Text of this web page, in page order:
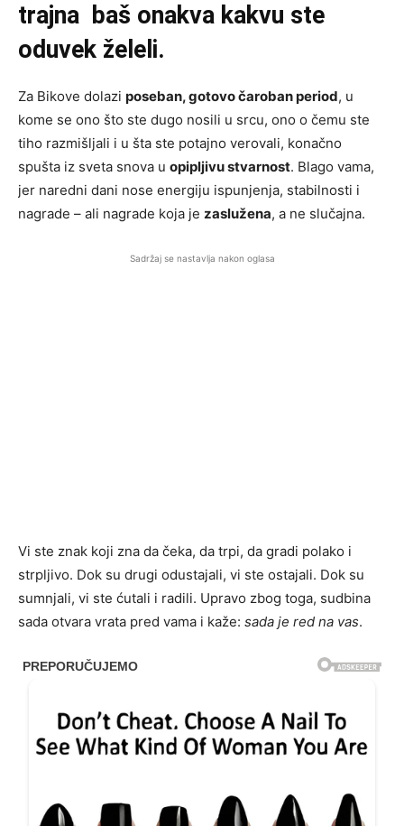
trajna baš onakva kakvu ste
oduvek želeli.
Za Bikove dolazi poseban, gotovo čaroban period, u
kome se ono što ste dugo nosili u srcu, ono o čemu ste
tiho razmišljali i u šta ste potajno verovali, konačno
spušta iz sveta snova u opipljivu stvarnost. Blago vama,
jer naredni dani nose energiju ispunjenja, stabilnosti i
nagrade – ali nagrade koja je zaslužena, a ne slučajna.
Sadržaj se nastavlja nakon oglasa
Vi ste znak koji zna da čeka, da trpi, da gradi polako i
strpljivo. Dok su drugi odustajali, vi ste ostajali. Dok su
sumnjali, vi ste ćutali i radili. Upravo zbog toga, sudbina
sada otvara vrata pred vama i kaže: sada je red na vas.